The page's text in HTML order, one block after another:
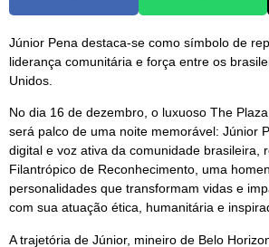
Júnior Pena destaca-se como símbolo de
liderança comunitária e força entre os
Unidos.
No dia 16 de dezembro, o luxuoso The
será palco de uma noite memorável: Júnior
digital e voz ativa da comunidade brasileira,
Filantrópico de Reconhecimento, uma
personalidades que transformam vidas e
com sua atuação ética, humanitária e
A trajetória de Júnior, mineiro de Belo